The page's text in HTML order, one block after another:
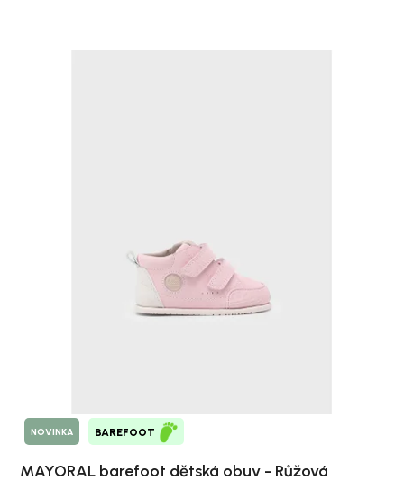
NOVINKA BAREFOOT
MAYORAL barefoot dětská obuv - Růžová